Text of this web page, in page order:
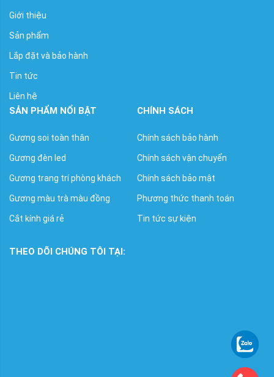
Giới thiệu
Sản phẩm
Lắp đặt và bảo hành
Tin tức
Liên hệ
SẢN PHẨM NỔI BẬT
Gương soi toàn thân
Gương đèn led
Gương trang trí phòng khách
Gương màu trà màu đồng
Cắt kính giá rẻ
CHÍNH SÁCH
Chính sách bảo hành
Chính sách vận chuyển
Chính sách bảo mật
Phương thức thanh toán
Tin tức sự kiện
THEO DÕI CHÚNG TÔI TẠI: